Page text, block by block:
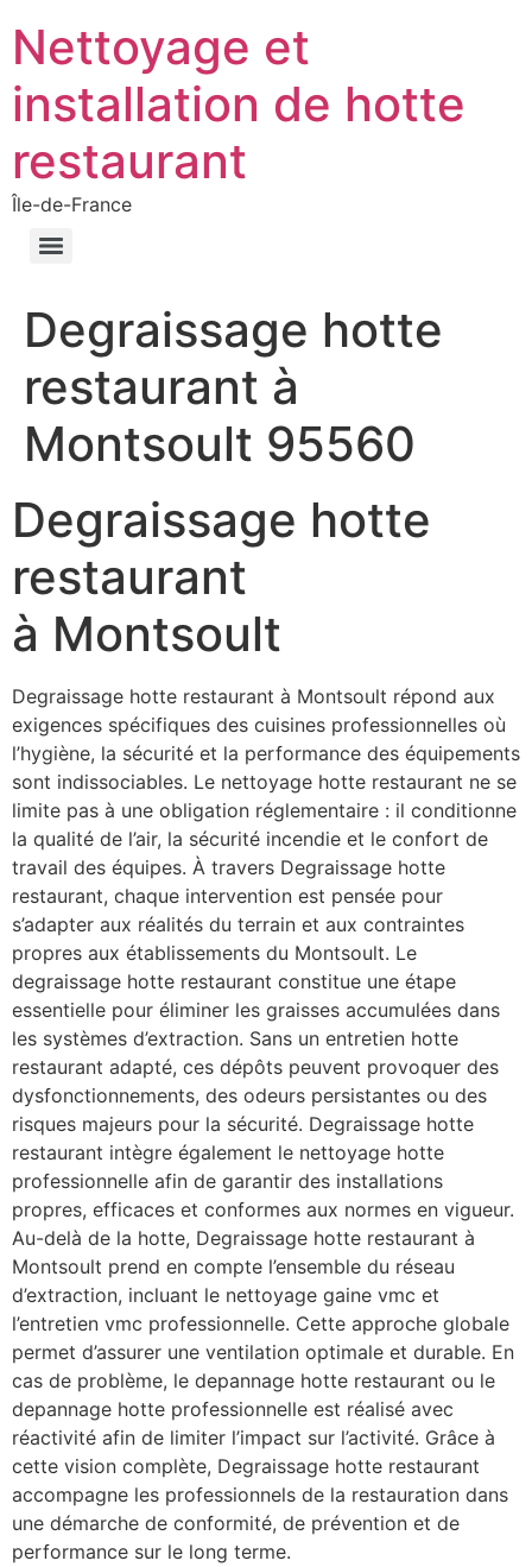
Nettoyage et
installation de hotte
restaurant
Île-de-France
Degraissage hotte
restaurant à
Montsoult 95560
Degraissage hotte
restaurant
à Montsoult
Degraissage hotte restaurant à Montsoult répond aux
exigences spécifiques des cuisines professionnelles où
l’hygiène, la sécurité et la performance des équipements
sont indissociables. Le nettoyage hotte restaurant ne se
limite pas à une obligation réglementaire : il conditionne
la qualité de l’air, la sécurité incendie et le confort de
travail des équipes. À travers Degraissage hotte
restaurant, chaque intervention est pensée pour
s’adapter aux réalités du terrain et aux contraintes
propres aux établissements du Montsoult. Le
degraissage hotte restaurant constitue une étape
essentielle pour éliminer les graisses accumulées dans
les systèmes d’extraction. Sans un entretien hotte
restaurant adapté, ces dépôts peuvent provoquer des
dysfonctionnements, des odeurs persistantes ou des
risques majeurs pour la sécurité. Degraissage hotte
restaurant intègre également le nettoyage hotte
professionnelle afin de garantir des installations
propres, efficaces et conformes aux normes en vigueur.
Au-delà de la hotte, Degraissage hotte restaurant à
Montsoult prend en compte l’ensemble du réseau
d’extraction, incluant le nettoyage gaine vmc et
l’entretien vmc professionnelle. Cette approche globale
permet d’assurer une ventilation optimale et durable. En
cas de problème, le depannage hotte restaurant ou le
depannage hotte professionnelle est réalisé avec
réactivité afin de limiter l’impact sur l’activité. Grâce à
cette vision complète, Degraissage hotte restaurant
accompagne les professionnels de la restauration dans
une démarche de conformité, de prévention et de
performance sur le long terme.